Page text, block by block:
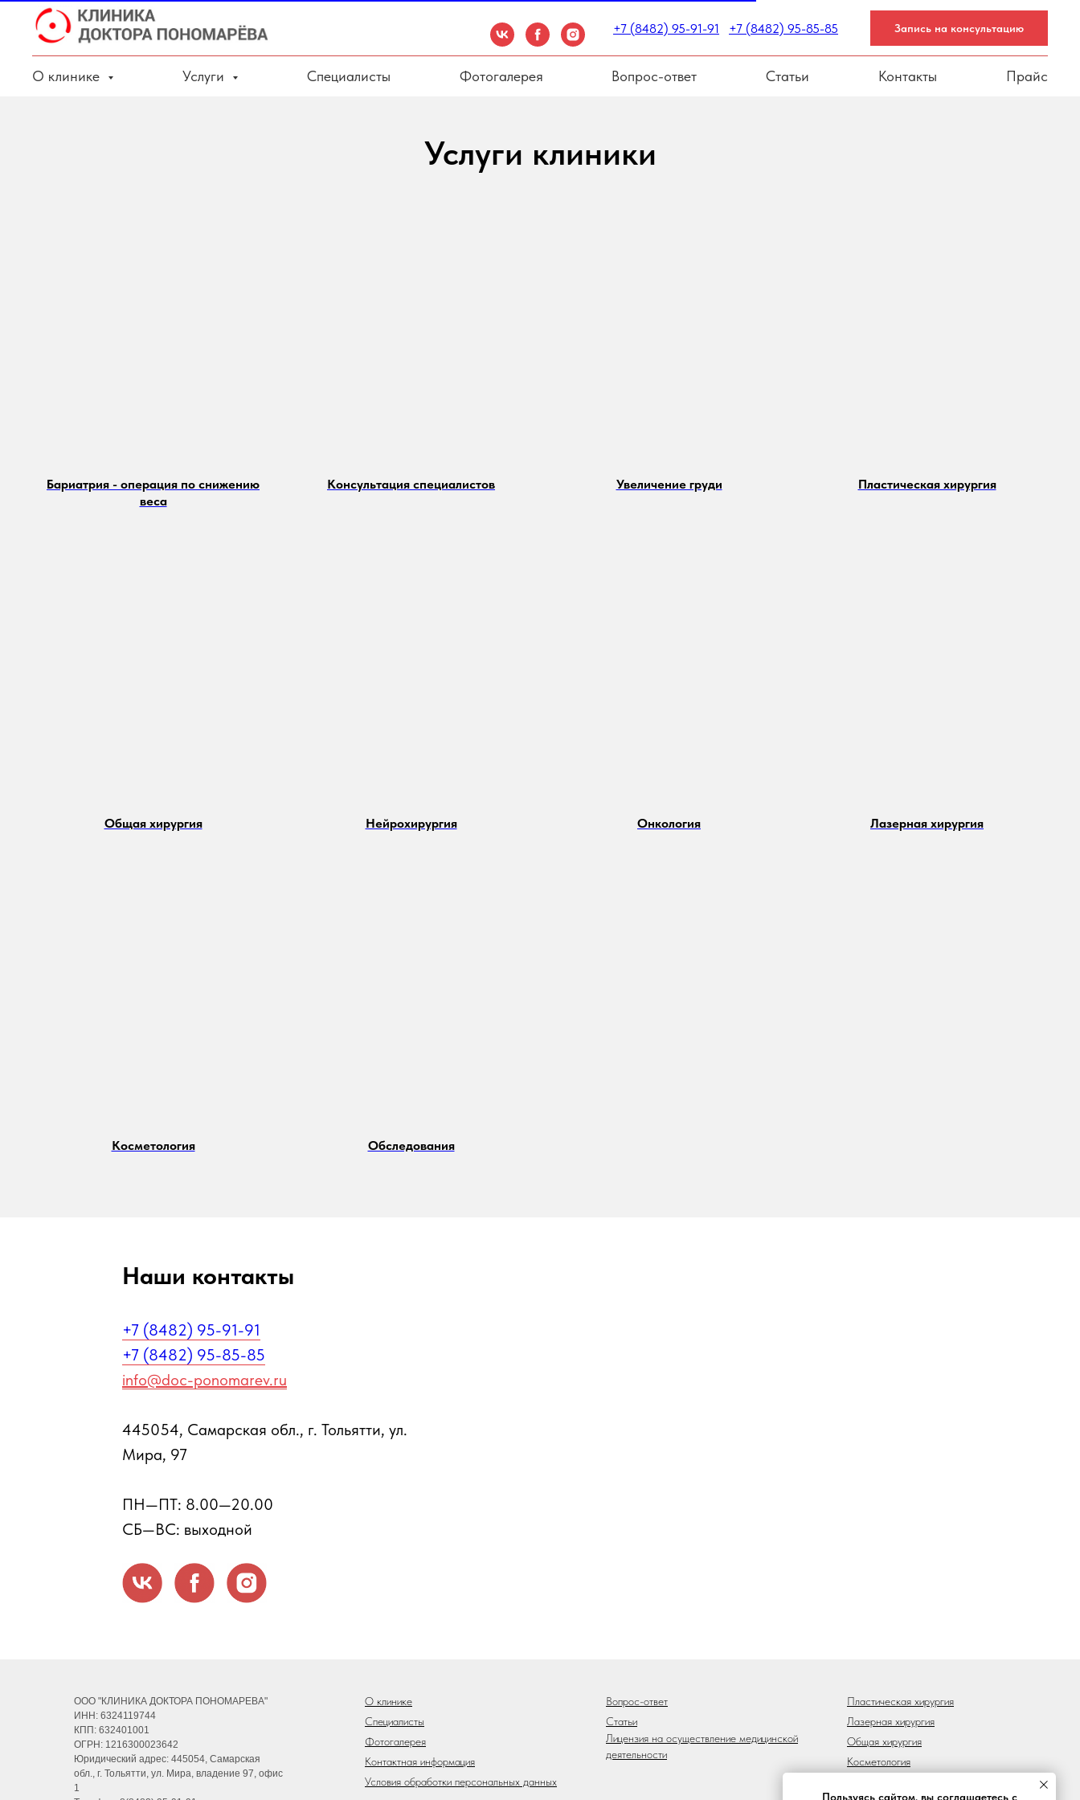
+7 (8482) 95-91-91 +7 (8482) 95-85-85 Запись на консультацию
О клинике Услуги Специалисты Фотогалерея Вопрос-ответ Статьи Контакты Прайс
Услуги клиники
Бариатрия - операция по снижению
веса
Консультация специалистов Увеличение груди Пластическая хирургия
Общая хирургия Нейрохирургия Онкология Лазерная хирургия
Косметология Обследования
+7 (8482) 95-91-91
+7 (8482) 95-85-85
info@doc-ponomarev.ru
445054, Самарская обл., г. Тольятти, ул.
Мира, 97
ПН—ПТ: 8.00—20.00
СБ—ВС: выходной
Наши контакты
О клинике
ООО "КЛИНИКА ДОКТОРА ПОНОМАРЕВА"
ИНН: 6324119744
КПП: 632401001
ОГРН: 1216300023642
Юридический адрес: 445054, Самарская
обл., г. Тольятти, ул. Мира, владение 97, офис
1
Специалисты
Фотогалерея
Контактная информация
Условия обработки персональных данных
Вопрос-ответ
Статьи
Лицензия на осуществление медицинской
деятельности
Пластическая хирургия
Лазерная хирургия
Общая хирургия
Косметология
Пользуясь сайтом, вы соглашаетесь с